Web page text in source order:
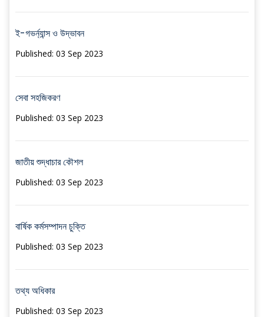
ই-গভর্ন্যান্স ও উদ্ভাবন
Published: 03 Sep 2023
সেবা সহজিকরণ
Published: 03 Sep 2023
জাতীয় শুদ্ধাচার কৌশল
Published: 03 Sep 2023
বার্ষিক কর্মসম্পাদন চুক্তি
Published: 03 Sep 2023
তথ্য অধিকার
Published: 03 Sep 2023